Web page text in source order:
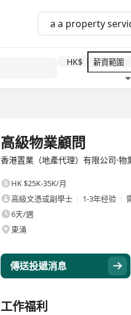
HK$
高級物業顧問
香港置業（地產代理）有限公司·物
HK $25K-35K/月
高級文憑或副學士
1-3年经验
6天/週
東涌
傳送投遞消息
工作福利